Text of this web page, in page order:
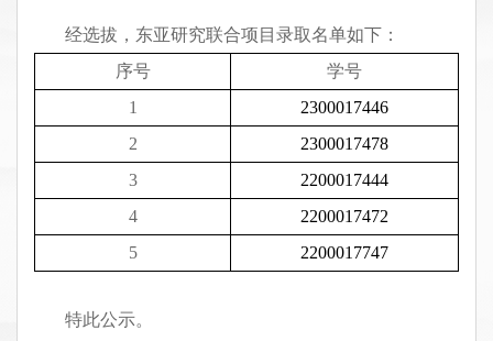
经选拔，东亚研究联合项目录取名单如下：
序号
学号
1
2300017446
2
2300017478
3
2200017444
4
2200017472
5
2200017747
特此公示。